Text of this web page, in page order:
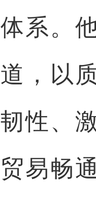
体系。
道，以
韧性、
贸易畅